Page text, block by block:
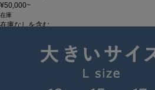
¥50,000~
在庫
在庫なしを含む